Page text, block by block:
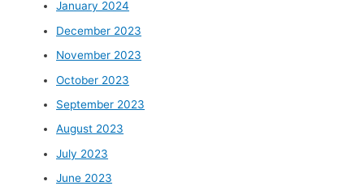
January 2024
December 2023
November 2023
October 2023
September 2023
August 2023
July 2023
June 2023